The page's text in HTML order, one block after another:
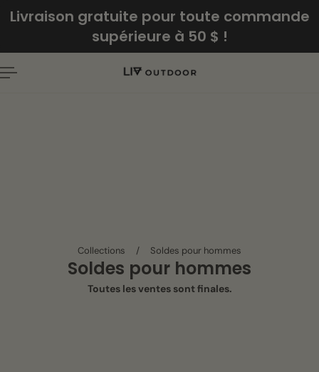
AU CONTENU
Livraison gratuite pour toute commande
supérieure à 50 $ !
Collections / Soldes pour hommes
Soldes pour hommes
Toutes les ventes sont finales.